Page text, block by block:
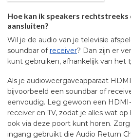
Hoe kan ik speakers rechtstreeks
aansluiten?
Wil je de audio van je televisie
soundbar ofreceiver? Dan zijn er
kunt gebruiken, afhankelijk van het
Als je audioweergaveapparaat
bijvoorbeeld een soundbar of
eenvoudig. Leg gewoon een
receiver en TV, zodat je alles wat
ook via deze poort kunt horen.
ingang gebruikt die Audio Return